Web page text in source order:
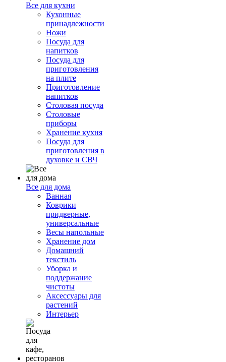
Все для кухни
Кухонные
принадлежности
Ножи
Посуда для
напитков
Посуда для
приготовления
на плите
Приготовление
напитков
Столовая посуда
Столовые
приборы
Хранение кухня
Посуда для
приготовления в
духовке и СВЧ
Все для дома
Ванная
Коврики
придверные,
универсальные
Весы напольные
Хранение дом
Домашний
текстиль
Уборка и
поддержание
чистоты
Аксессуары для
растений
Интерьер